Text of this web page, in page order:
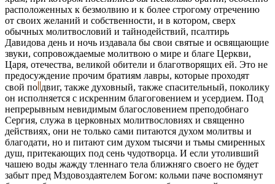
расположенных к безмолвию и к более строгому отречению
от своих желаний и собственности, и в котором, сверх
обычных молитвословий и тайнодействий, псалтирь
Давидова день и ночь издавала бы свои святые и освящающие
звуки, сопровождаемые молитвою о мире и благе Церкви,
Царя, отечества, великой обители и благотворящих ей. Это не
предосуждение прочим братиям лавры, которые проходят
свой по двиг, также духовный, также спасительный, поколику
он исполняется с искренним благоговением и усердием. Под
непрерывным невидимым благословением преподобнаго
Сергия, служа в церковных молитвословиях и священно
действиях, они не только сами питаются духом молитвы и
благодати, но и питают сим духом тысячи и тьмы смиренных
душ, притекающих под сень чудотворца. И если утоливший
чашею воды жажду тленнаго тела ближняго своего не будет
забыт пред Мздовоздаятелем Богом: кольми паче воспомянут